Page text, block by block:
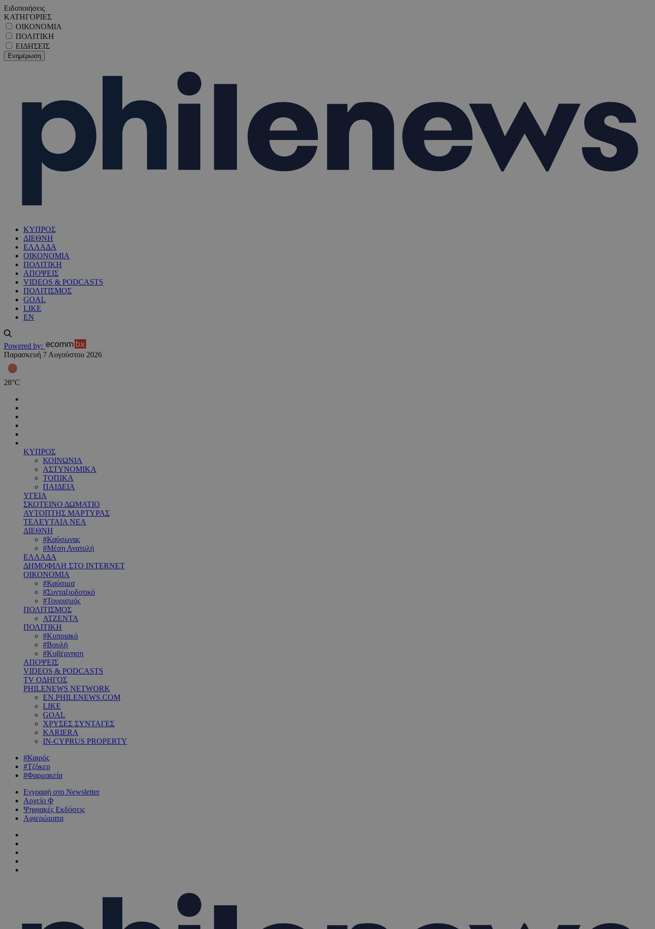
Ειδοποιήσεις
ΚΑΤΗΓΟΡΙΕΣ
ΟΙΚΟΝΟΜΙΑ
ΠΟΛΙΤΙΚΗ
ΕΙΔΗΣΕΙΣ
ΚΥΠΡΟΣ
ΔΙΕΘΝΗ
ΕΛΛΑΔΑ
ΟΙΚΟΝΟΜΙΑ
ΠΟΛΙΤΙΚΗ
ΑΠΟΨΕΙΣ
VIDEOS & PODCASTS
ΠΟΛΙΤΙΣΜΟΣ
GOAL
LIKE
EN
Powered by:
Παρασκευή 7 Αυγούστου 2026
28°C
ΚΥΠΡΟΣ
ΚΟΙΝΩΝΙΑ
ΑΣΤΥΝΟΜΙΚΑ
ΤΟΠΙΚΑ
ΠΑΙΔΕΙΑ
ΥΓΕΙΑ
ΣΚΟΤΕΙΝΟ ΔΩΜΑΤΙΟ
ΑΥΤΟΠΤΗΣ ΜΑΡΤΥΡΑΣ
ΤΕΛΕΥΤΑΙΑ ΝΕΑ
ΔΙΕΘΝΗ
#Καύσωνας
#Μέση Ανατολή
ΕΛΛΑΔΑ
ΔΗΜΟΦΙΛΗ ΣΤΟ INTERNET
ΟΙΚΟΝΟΜΙΑ
#Καύσιμα
#Συνταξιοδοτικό
#Τουρισμός
ΠΟΛΙΤΙΣΜΟΣ
ΑΤΖΕΝΤΑ
ΠΟΛΙΤΙΚΗ
#Κυπριακό
#Βουλή
#Κυβέρνηση
ΑΠΟΨΕΙΣ
VIDEOS & PODCASTS
TV ΟΔΗΓΟΣ
PHILENEWS NETWORK
EN.PHILENEWS.COM
LIKE
GOAL
ΧΡΥΣΕΣ ΣΥΝΤΑΓΕΣ
KARIERA
IN-CYPRUS PROPERTY
#Καιρός
#Τζόκερ
#Φαρμακεία
Εγγραφή στο Newsletter
Αρχείο Φ
Ψηφιακές Εκδόσεις
Αφιερώματα